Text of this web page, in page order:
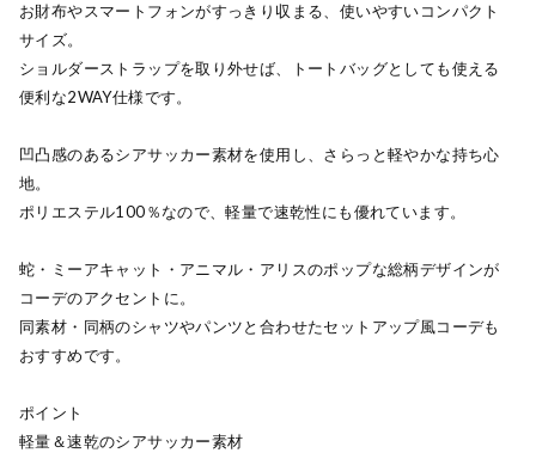
お財布やスマートフォンがすっきり収まる、使いやすいコンパクト
サイズ。
ショルダーストラップを取り外せば、トートバッグとしても使える
便利な2WAY仕様です。
凹凸感のあるシアサッカー素材を使用し、さらっと軽やかな持ち心
地。
ポリエステル100％なので、軽量で速乾性にも優れています。
蛇・ミーアキャット・アニマル・アリスのポップな総柄デザインが
コーデのアクセントに。
同素材・同柄のシャツやパンツと合わせたセットアップ風コーデも
おすすめです。
ポイント
軽量＆速乾のシアサッカー素材